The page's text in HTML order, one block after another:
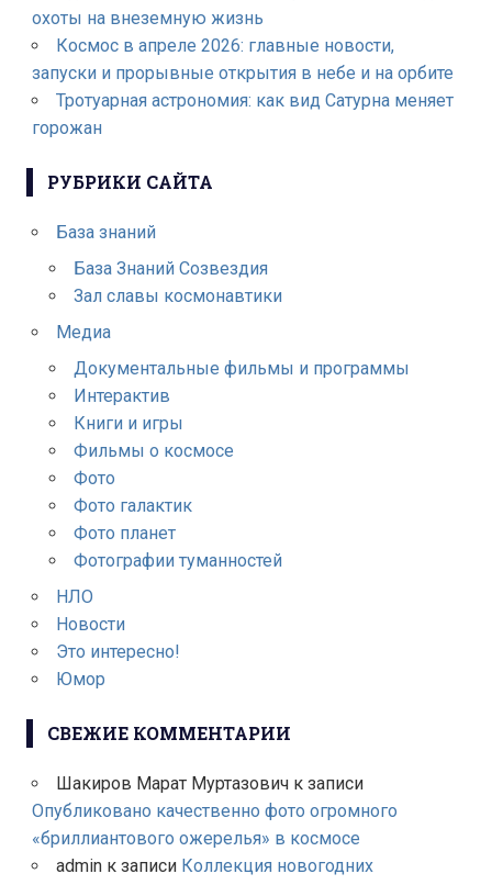
охоты на внеземную жизнь
Космос в апреле 2026: главные новости,
запуски и прорывные открытия в небе и на орбите
Тротуарная астрономия: как вид Сатурна меняет
горожан
РУБРИКИ САЙТА
База знаний
База Знаний Созвездия
Зал славы космонавтики
Медиа
Документальные фильмы и программы
Интерактив
Книги и игры
Фильмы о космосе
Фото
Фото галактик
Фото планет
Фотографии туманностей
НЛО
Новости
Это интересно!
Юмор
СВЕЖИЕ КОММЕНТАРИИ
Шакиров Марат Муртазовичк записи
Опубликовано качественно фото огромного
«бриллиантового ожерелья» в космосе
adminк записи Коллекция новогодних